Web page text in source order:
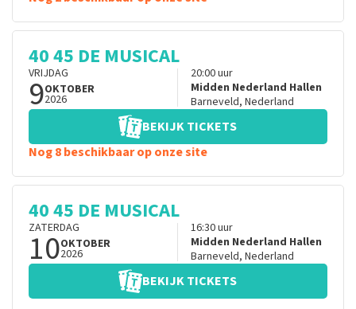
40 45 DE MUSICAL
VRIJDAG
9OKTOBER
2026
20:00uur
Midden Nederland Hallen
Barneveld, Nederland
BEKIJK TICKETS
Nog 8 beschikbaar op onze site
40 45 DE MUSICAL
ZATERDAG
10OKTOBER
2026
16:30uur
Midden Nederland Hallen
Barneveld, Nederland
BEKIJK TICKETS